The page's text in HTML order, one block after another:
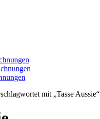
mit „Tasse Aussie“